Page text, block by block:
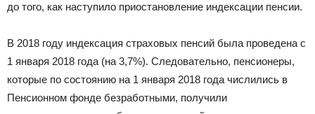
до того, как наступило приостановление индексации пенсии.
В 2018 году индексация страховых пенсий была проведена с
1 января 2018 года (на 3,7%). Следовательно, пенсионеры,
которые по состоянию на 1 января 2018 года числились в
Пенсионном фонде безработными, получили